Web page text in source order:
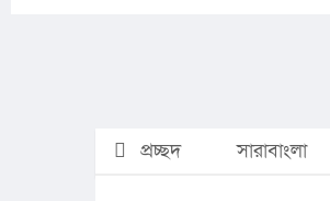
প্রচ্ছদ সারাবাংলা